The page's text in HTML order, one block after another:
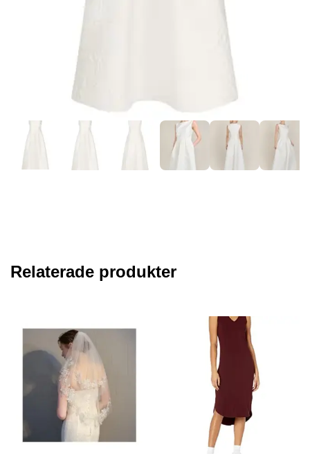
Relaterade produkter